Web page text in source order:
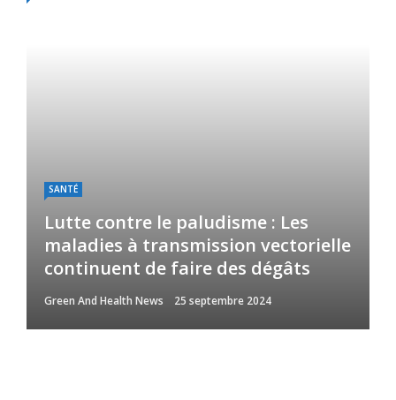
SANTÉ
Lutte contre le paludisme : Les
maladies à transmission vectorielle
continuent de faire des dégâts
Green And Health News 25 septembre 2024